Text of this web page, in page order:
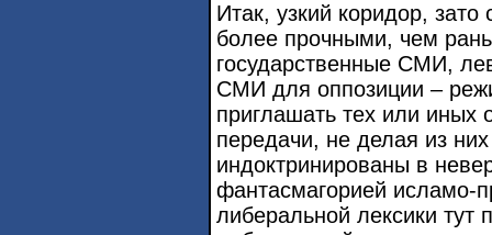
Итак, узкий коридор,
более прочными, чем
государственные СМИ,
СМИ для оппозиции –
приглашать тех или иных
передачи, не делая из
индоктринированы в
фантасмагорией исламо-
либеральной лексики тут